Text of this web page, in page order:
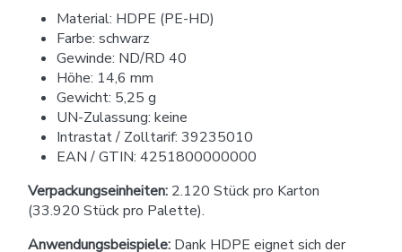
Material: HDPE (PE-HD)
Farbe: schwarz
Gewinde: ND/RD 40
Höhe: 14,6 mm
Gewicht: 5,25 g
UN-Zulassung: keine
Intrastat / Zolltarif: 39235010
EAN / GTIN: 4251800000000
Verpackungseinheiten: 2.120 Stück pro Karton
(33.920 Stück pro Palette).
Anwendungsbeispiele: Dank HDPE eignet sich der